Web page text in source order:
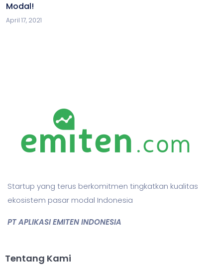
Modal!
April 17, 2021
Startup yang terus berkomitmen tingkatkan kualitas
ekosistem pasar modal Indonesia
PT APLIKASI EMITEN INDONESIA
Tentang Kami